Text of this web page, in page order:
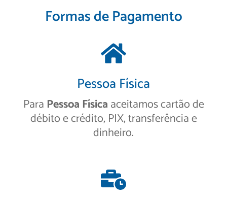
Formas de Pagamento
Pessoa Física
Para Pessoa Físicaaceitamos cartão de
débito e crédito, PIX, transferência e
dinheiro.